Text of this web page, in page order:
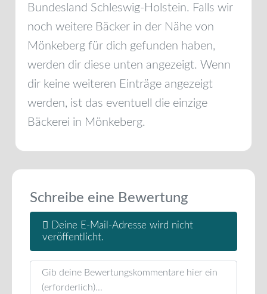
Bundesland Schleswig-Holstein. Falls wir
noch weitere Bäcker in der Nähe von
Mönkeberg für dich gefunden haben,
werden dir diese unten angezeigt. Wenn
dir keine weiteren Einträge angezeigt
werden, ist das eventuell die einzige
Bäckerei in Mönkeberg.
Schreibe eine Bewertung
Deine E-Mail-Adresse wird nicht
veröffentlicht.
Rezensionstext